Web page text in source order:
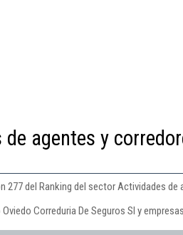
agentes y
del Ranking del sector Actividades de
Correduria De Seguros Sl y